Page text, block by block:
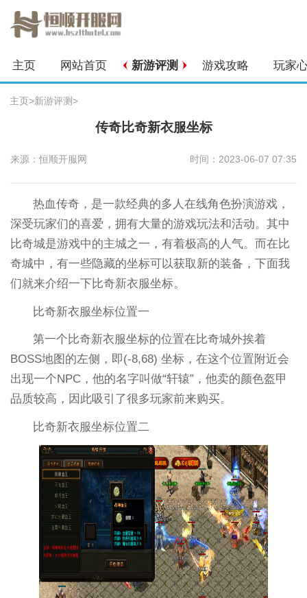
主页 网站首页 新游评测 游戏攻略 玩家
主页>新游评测>
传奇比奇新衣服坐标
来源：恒顺开服网 时间：2023-06-07 07:35
热血传奇，是一款经典的多人在线角色扮演游戏，
深受玩家们的喜爱，拥有大量的游戏玩法和活动。其中
比奇城是游戏中的主城之一，有着极高的人气。而在比
奇城中，有一些隐藏的坐标可以获取新的装备，下面我
们就来介绍一下比奇新衣服坐标。
比奇新衣服坐标位置一
第一个比奇新衣服坐标的位置在比奇城外挨着
BOSS地图的左侧，即(-8,68) 坐标，在这个位置附近会
出现一个NPC，他的名字叫做“轩辕”，他卖的颜色盔甲
品质较高，因此吸引了很多玩家前来购买。
比奇新衣服坐标位置二